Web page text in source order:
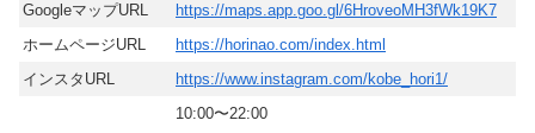
GoogleマップURL
https://maps.app.goo.gl/6HroveoMH3fWk19K7
ホームページURL
https://horinao.com/index.html
インスタURL
https://www.instagram.com/kobe_hori1/
10:00〜22:00